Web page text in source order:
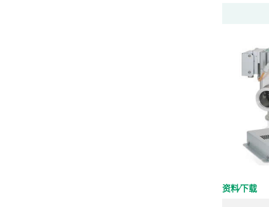
资料⁄下载